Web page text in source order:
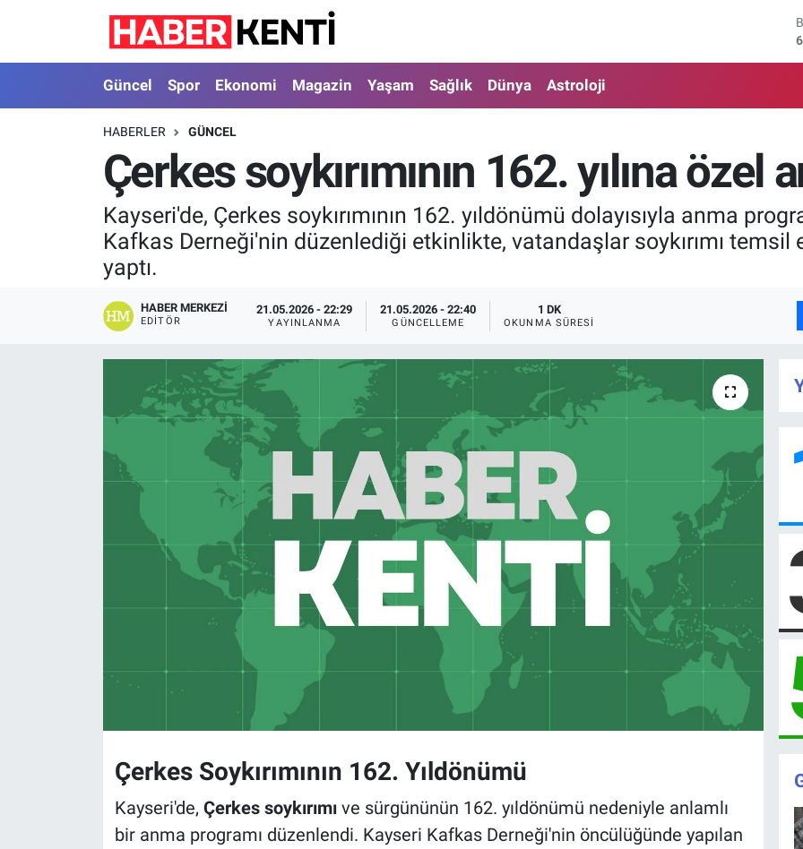
Güncel Spor Ekonomi Magazin Yaşam Sağlık Dünya Astroloji
HABERLER GÜNCEL
Çerkes soykırımının 162. yılına
Kayseri'de, Çerkes soykırımının 162. yıldönümü dolayısıyla anma
Kafkas Derneği'nin düzenlediği etkinlikte, vatandaşlar soykırımı
yaptı.
HABER MERKEZI
EDITÖR
21.05.2026 - 22:29
YAYINLANMA
21.05.2026 - 22:40
GÜNCELLEME
1 DK
OKUNMA SÜRESI
Çerkes Soykırımının 162. Yıldönümü
Kayseri'de, Çerkes soykırımıve sürgününün 162. yıldönümü nedeniyle anlamlı
bir anma programı düzenlendi. Kayseri Kafkas Derneği'nin öncülüğünde yapılan
Güncel
Spor
Ekonomi
Magazin
Nöbetçi Eczaneler
Hava Durumu
İstanbul Namaz Vakitleri
Trafik Durumu
Süper Lig Puan Durumu ve Fikstür
Tüm Manşetler